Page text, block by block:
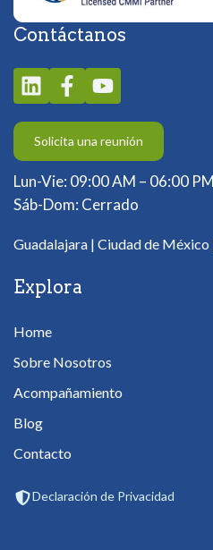
Contáctanos
Solicita una reunión
Lun-Vie: 09:00 AM – 06:00 PM
Sáb-Dom: Cerrado
Guadalajara | Ciudad de México
Explora
Home
Sobre Nosotros
Acompañamiento
Blog
Contacto
Declaración de Privacidad